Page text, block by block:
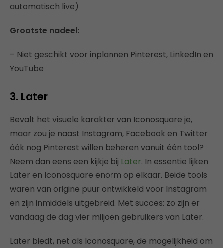
automatisch live)
Grootste nadeel:
– Niet geschikt voor inplannen Pinterest, LinkedIn en
YouTube
3. Later
Bevalt het visuele karakter van Iconosquare je,
maar zou je naast Instagram, Facebook en Twitter
óók nog Pinterest willen beheren vanuit één tool?
Neem dan eens een kijkje bij Later. In essentie lijken
Later en Iconosquare enorm op elkaar. Beide tools
waren van origine puur ontwikkeld voor Instagram
en zijn inmiddels uitgebreid. Met succes: zo zijn er
vandaag de dag vier miljoen gebruikers van Later.
Later biedt, net als Iconosquare, de mogelijkheid om